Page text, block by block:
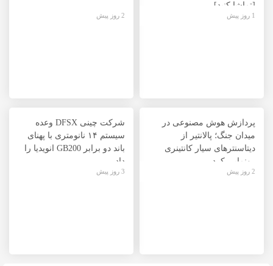
[تماشا کنید]
1 روز پیش 2 روز پیش
پردازش هوش مصنوعی در
میدان جنگ؛ پالانتیر از
دیتاسنترهای سیار کانتینری
رونمایی کرد
2 روز پیش
شرکت چینی DFSX وعده
سیستم ۱۴ نانومتری با پهنای
باند دو برابر GB200 انویدیا را
داد
3 روز پیش